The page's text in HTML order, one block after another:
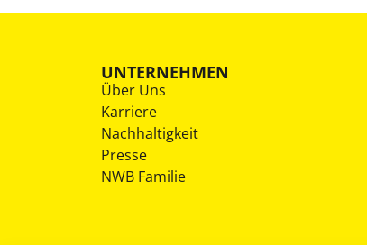
UNTERNEHMEN
Über Uns
Karriere
Nachhaltigkeit
Presse
NWB Familie